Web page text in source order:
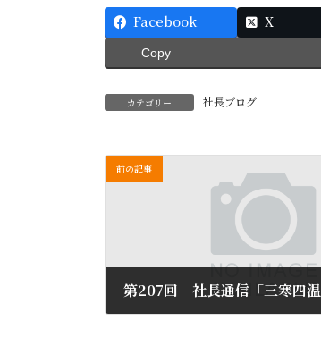
Facebook X
Copy
カテゴリー 社長ブログ
前の記事
第207回 社長通信「三寒四温